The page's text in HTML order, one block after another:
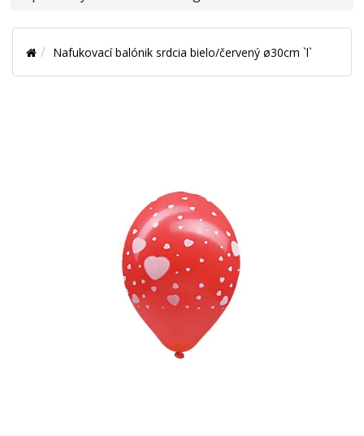
V
KATEGÓRIÁCH
Nafukovací balónik srdcia bielo/červený ø30cm `l`